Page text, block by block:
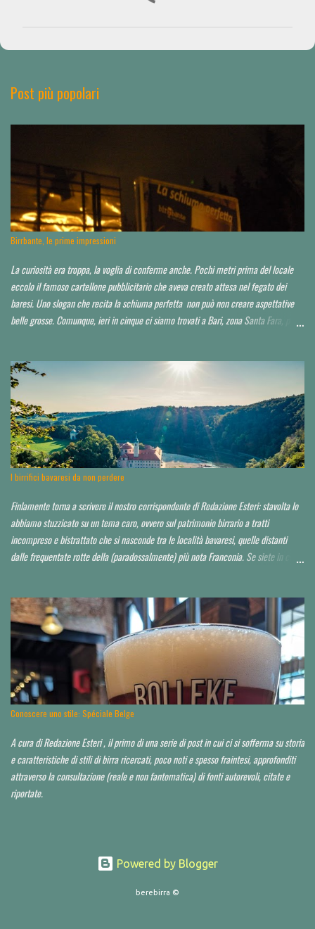
t
i
Post più popolari
Birrbante, le prime impressioni
La curiosità era troppa, la voglia di conferme anche. Pochi metri prima del locale
eccolo il famoso cartellone pubblicitario che aveva creato attesa nel fegato dei
baresi. Uno slogan che recita la schiuma perfetta non può non creare aspettative
belle grosse. Comunque, ieri in cinque ci siamo trovati a Bari, zona Santa Fara, per
invito o conoscenza. Noi, non so in che modo, ma ce l'abbiamo fatta ad impietosire
qualcuno. Non abbiamo potuto capire neppure chi fosse il titolare, il birraio, il
proprietario, il socio...d'altro canto la serata non era quella ideale. Avrei voluto
approfondire. Locale molto grande, credo sui 200 coperti. Idea di ristorazione
leggera, niente di esagerato seppur dall'aspetto chic o "chiccoso". Arredamento in
stile moderno, niente panche appiccicose, banconi. Niente che pia...
I birrifici bavaresi da non perdere
Finlamente torna a scrivere il nostro corrispondente di Redazione Esteri: stavolta lo
abbiamo stuzzicato su un tema caro, ovvero sul patrimonio birrario a tratti
incompreso e bistrattato che si nasconde tra le località bavaresi, quelle distanti
dalle frequentate rotte della (paradossalmente) più nota Franconia. Se siete in cerca
approfondire nei prossimi anni. Partiamo da un assunto: a saper scegliere, in Baviera
si beve mediamente bene, spesso anche molto bene, in alcuni casi perfino
eccezionalmente bene. La Baviera è il più esteso Land della Repubblica federale di
Germania e occupa la parte a sud-orientale del paese. Il territorio dello Stato è
suddiviso a sua volta in sette distretti governativi, che hanno ciascuno una città
capoluogo. Dal punto di vista dell’appassionato birrario italiano, si è già scritto d...
Conoscere uno stile: Spéciale Belge
A cura di Redazione Esteri , il primo di una serie di post in cui ci si sofferma su storia
e caratteristiche di stili di birra ricercati, poco noti e spesso fraintesi, approfonditi
attraverso la consultazione (reale e non fantomatica) di fonti autorevoli, citate e
riportate.
Powered by Blogger
berebirra ©